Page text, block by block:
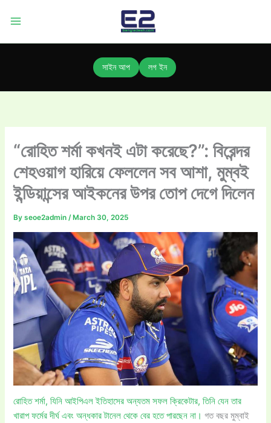
সাইন আপ লগ ইন
“রোহিত শর্মা কখনই এটা করেছে?”: বিরেন্দর
শেহওয়াগ হারিয়ে ফেললেন সব আশা, মুম্বই
ইন্ডিয়ান্সের আইকনের উপর তোপ দেগে দিলেন
Byseoe2admin/ March 30, 2025
রোহিত শর্মা, যিনি আইপিএল ইতিহাসের অন্যতম সফল ক্রিকেটার, তিনি যেন তার
খারাপ ফর্মের দীর্ঘ এবং অন্ধকার টানেল থেকে বের হতে পারছেন না। গত বছর মুম্বাই